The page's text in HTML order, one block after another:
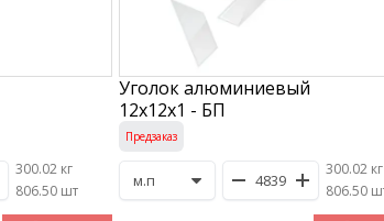
300.02 кг
/806.50 шт
Уголок алюминиевый
12х12х1 - БП
Предзаказ
300.02 кг
/806.50